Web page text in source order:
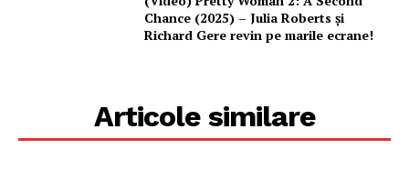
Chance (2025) – Julia Roberts și
Richard Gere revin pe marile ecrane!
Articole similare